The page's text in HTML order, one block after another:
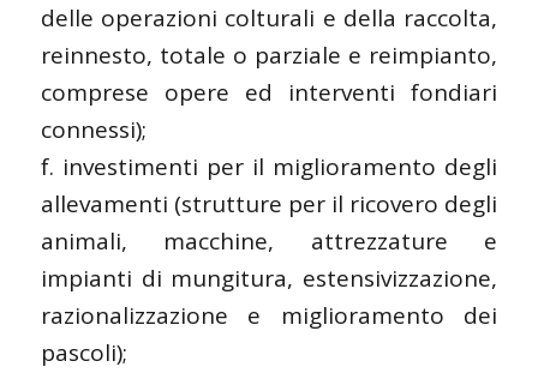
delle operazioni colturali e della raccolta,
reinnesto, totale o parziale e reimpianto,
comprese opere ed interventi fondiari
connessi);
f. investimenti per il miglioramento degli
allevamenti (strutture per il ricovero degli
animali, macchine, attrezzature e
impianti di mungitura, estensivizzazione,
razionalizzazione e miglioramento dei
pascoli);